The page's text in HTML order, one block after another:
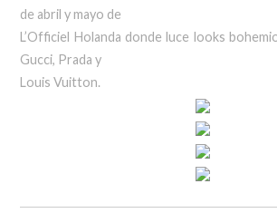
de abril y mayo de
L’Officiel Holanda donde luce looks
Gucci, Prada y
Louis Vuitton.